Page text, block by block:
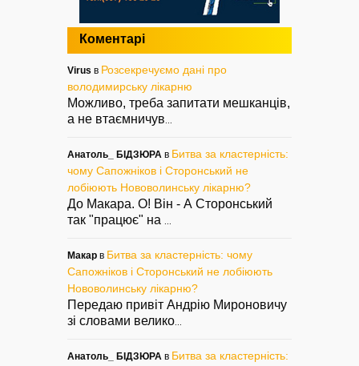
Коментарі
Virus в Розсекречуємо дані про
володимирську лікарню
Можливо, треба запитати мешканців,
а не втаємничув
Анатоль_ БІДЗЮРА в Битва за кластерність:
чому Сапожніков і Сторонський не
лобіюють Нововолинську лікарню?
До Макара. О! Він - А Сторонський
так "працює" на
Макар в Битва за кластерність: чому
Сапожніков і Сторонський не лобіюють
Нововолинську лікарню?
Передаю привіт Андрію Мироновичу
зі словами велико
Анатоль_ БІДЗЮРА в Битва за кластерність: